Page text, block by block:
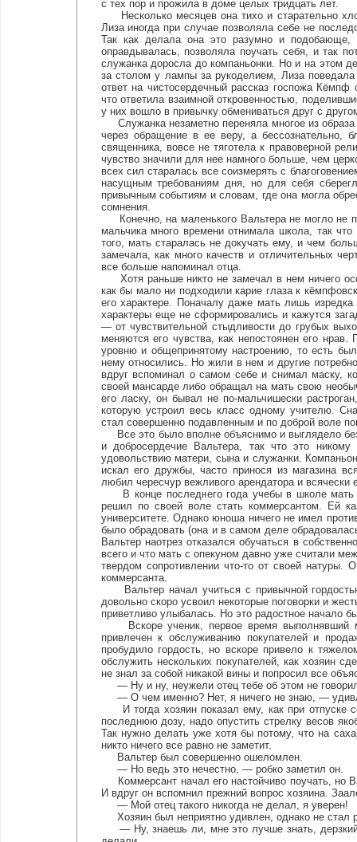
с тех пор и прожила в доме целых тридцать лет.
Несколько месяцев она тихо и старательно
Лиза иногда при случае позволяла себе не
Так как делала она это разумно и подобающе,
оправдывалась, позволяла поучать себя, и так
служанка доросла до компаньонки. Но и на этом
за столом у лампы за рукоделием, Лиза
ответ на чистосердечный рассказ госпожа
что ответила взаимной откровенностью,
у них вошло в привычку обмениваться друг с
Служанка незаметно переняла многое из
через обращение в ее веру, а бессознательно,
священника, вовсе не тяготела к правоверной
чувство значили для нее намного больше, чем
всех сил старалась все соизмерять с
насущным требованиям дня, но для себя
привычным событиям и словам, где она могла
сомнения.
Конечно, на маленького Вальтера не могло не
мальчика много времени отнимала школа, так
того, мать старалась не докучать ему, и чем
замечала, как много качеств и отличительных
все больше напоминал отца.
Хотя раньше никто не замечал в нем ничего
как бы мало ни подходили карие глаза к
его характере. Поначалу даже мать лишь
характеры еще не сформировались и кажутся
— от чувствительной стыдливости до грубых
меняются его чувства, как непостоянен его
уровню и общепринятому настроению, то есть
нему относились. Но жили в нем и другие
вдруг вспоминал о самом себе и снимал маску,
своей мансарде либо обращал на мать свою
его ласку, он бывал не по-мальчишески
которую устроил весь класс одному учителю.
стал совершенно подавленным и по доброй воле
Все это было вполне объяснимо и выглядело
и добросердечие Вальтера, так что это
удовольствию матери, сына и служанки.
искал его дружбы, часто принося из магазина
любил чересчур вежливого арендатора и всячески
В конце последнего года учебы в школе мать
решил по своей воле стать коммерсантом. Ей
университете. Однако юноша ничего не имел
было обрадовать (она и в самом деле
Вальтер наотрез отказался обучаться в
всего и что мать с опекуном давно уже считали
твердом сопротивлении что-то от своей
коммерсанта.
Вальтер начал учиться с привычной
довольно скоро усвоил некоторые поговорки и
приветливо улыбалась. Но это радостное начало
Вскоре ученик, первое время выполнявший
привлечен к обслуживанию покупателей и
пробудило гордость, но вскоре привело к
обслужить нескольких покупателей, как хозяин
не знал за собой никакой вины и попросил все
— Ну и ну, неужели отец тебе об этом не
— О чем именно? Нет, я ничего не знаю, —
И тогда хозяин показал ему, как при отпуске
последнюю дозу, надо опустить стрелку весов
Так нужно делать уже хотя бы потому, что на
никто ничего все равно не заметит.
Вальтер был совершенно ошеломлен.
— Но ведь это нечестно, — робко заметил он.
Коммерсант начал его настойчиво поучать, но
И вдруг он вспомнил прежний вопрос хозяина.
— Мой отец такого никогда не делал, я уверен!
Хозяин был неприятно удивлен, однако не стал
— Ну, знаешь ли, мне это лучше знать, дерзкий